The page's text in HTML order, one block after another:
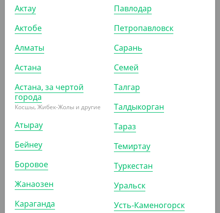
-20%
(15.20₸/ШТ)
Стакан для мороженого,
крафт, 220 мл, 60 шт/уп
ПОСТУПЛЕНИИ
(22.20₸ /ШТ)
Креманка для мороженого,
белая, 250 мл
ПОСТУПЛЕНИИ
АРТ. 331104
Актау
Актобе
Алматы
Астана
Астана, за чертой
города
Косшы, Жибек-Жолы и другие
Атырау
Бейнеу
Боровое
Жанаозен
Караганда
Павлодар
Петропавловск
Сарань
Семей
Талгар
Талдыкорган
Тараз
Темиртау
Туркестан
Уральск
Усть-Каменогорск